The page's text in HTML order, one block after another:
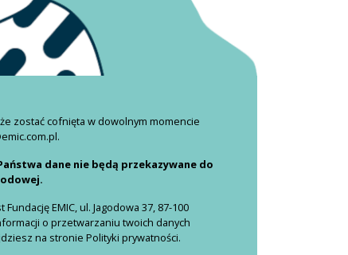
zostać cofnięta w dowolnym momencie
dane nie będą przekazywane do
EMIC, ul. Jagodowa 37, 87-100
o przetwarzaniu twoich danych
na stronie Polityki prywatności.